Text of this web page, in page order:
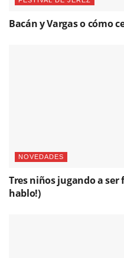
Bacán y Vargas o cómo
NOVEDADES
Tres niños jugando a ser
hablo!)